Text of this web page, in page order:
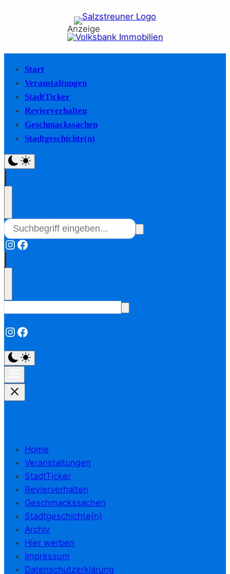
Anzeige
Start
Veranstaltungen
StadtTicker
Revierverhalten
Geschmackssachen
Stadtgeschichte(n)
Instagram
Facebook
Instagram
Facebook
Home
Veranstaltungen
StadtTicker
Revierverhalten
Geschmackssachen
Stadtgeschichte(n)
Archiv
Hier werben
Impressum
Datenschutzerklärung